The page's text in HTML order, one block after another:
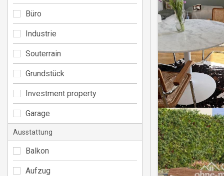
Büro
Industrie
Souterrain
Grundstück
Investment property
Garage
Ausstattung
Balkon
Aufzug